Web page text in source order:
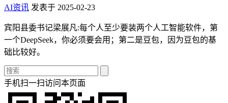
AI资讯 发表于 2025-02-23
宾阳县委书记梁展凡:每个人至少要装两个人工智能软件，第
一个DeepSeek，你必须要会用；第二是豆包，因为豆包的基
础比较好。
手机扫一扫访问本页面